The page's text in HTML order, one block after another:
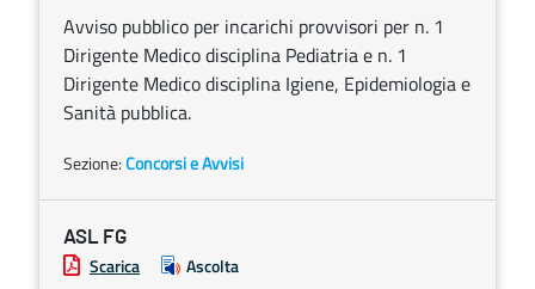
Avviso pubblico per incarichi provvisori per n. 1
Dirigente Medico disciplina Pediatria e n. 1
Dirigente Medico disciplina Igiene, Epidemiologia e
Sanità pubblica.
Sezione:Concorsi e Avvisi
ASL FG
Scarica Ascolta